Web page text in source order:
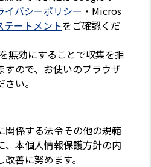
イバシーポリシー ・Micros
テートメントをご確認くだ
無効にすることで収集を拒
すので、お使いのブラウザ
い。
関係する法令その他の規範
、本個人情報保護方針の内
善に努めます。